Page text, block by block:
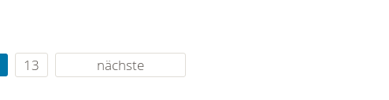
13 nächste